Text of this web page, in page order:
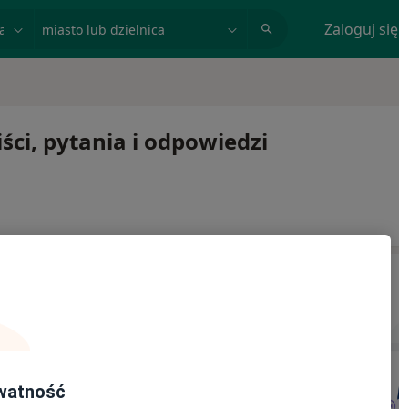
Zaloguj się
pytania i odpowiedzi
bez wychodzenia z domu. Jeśli